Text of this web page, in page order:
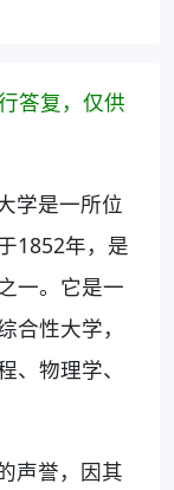
答复，仅供
学是一所位
1852年，是
一。它是一
合性大学，
、物理学、
声誉，因其